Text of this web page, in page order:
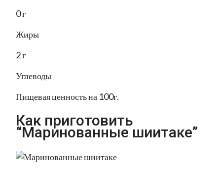
0 г
Жиры
2 г
Углеводы
Пищевая ценность на 100г.
Как приготовить
“Маринованные шиитаке”